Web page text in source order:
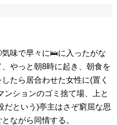
味で早々に🛌に入ったがな
やっと朝8時に起き、朝食を
たら居合わせた女性に(置く
ンションのゴミ捨て場、上と
だという)亭主はさぞ窮屈な思
ながら同情する。